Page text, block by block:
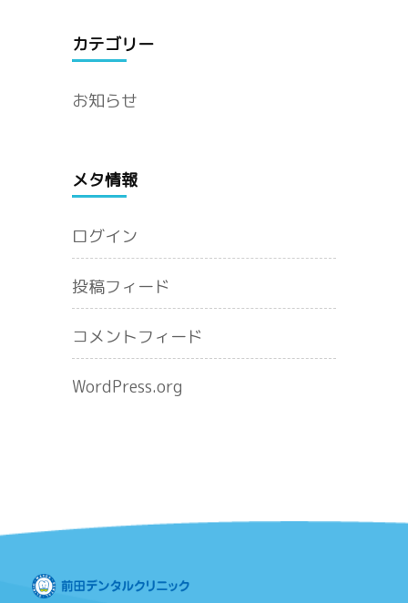
カテゴリー
お知らせ
メタ情報
ログイン
投稿フィード
コメントフィード
WordPress.org